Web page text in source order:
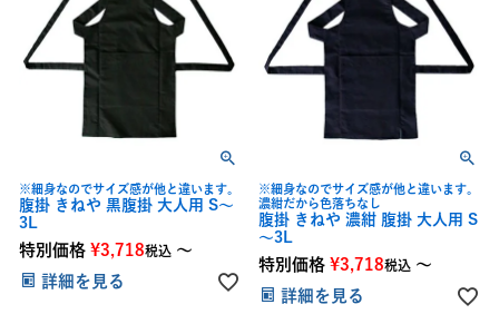
※細身なのでサイズ感が他と違います。
腹掛 きねや 黒腹掛 大人用 S～
3L
特別価格 ¥3,718税込 〜
詳細を見る
※細身なのでサイズ感が他と違います。
濃紺だから色落ちなし
腹掛 きねや 濃紺 腹掛 大人用 S
～3L
特別価格 ¥3,718税込 〜
詳細を見る